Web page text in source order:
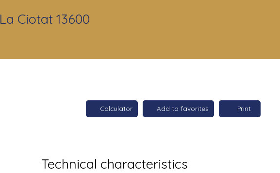
Ciotat 13600
Calculator Add to favorites Print
Technical characteristics